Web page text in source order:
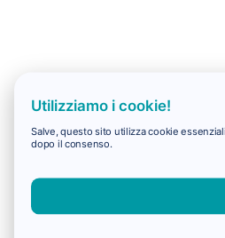
Utilizziamo i cookie!
Salve, questo sito utilizza cookie
dopo il consenso.